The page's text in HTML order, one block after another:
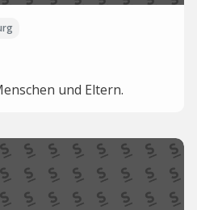
und Eltern.